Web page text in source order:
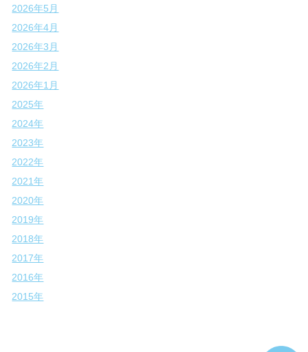
2026年5月
2026年4月
2026年3月
2026年2月
2026年1月
2025年
2024年
2023年
2022年
2021年
2020年
2019年
2018年
2017年
2016年
2015年